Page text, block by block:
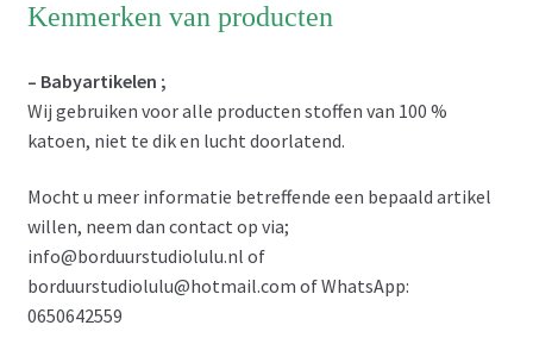
Kenmerken van producten
– Babyartikelen ;
Wij gebruiken voor alle producten stoffen van 100 %
katoen, niet te dik en lucht doorlatend.
Mocht u meer informatie betreffende een bepaald artikel
willen, neem dan contact op via;
info@borduurstudiolulu.nl of
borduurstudiolulu@hotmail.com of WhatsApp:
0650642559